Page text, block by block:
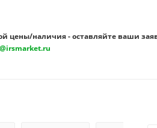
цены/наличия - оставляйте ваши